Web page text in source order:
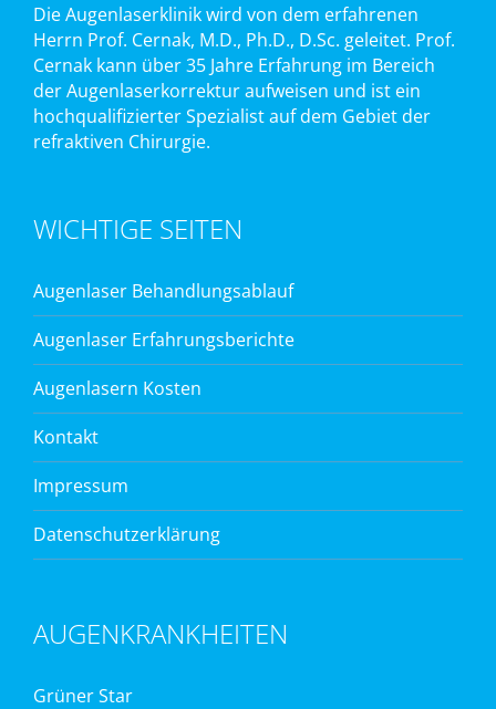
Die Augenlaserklinik wird von dem erfahrenen
Herrn Prof. Cernak, M.D., Ph.D., D.Sc. geleitet. Prof.
Cernak kann über 35 Jahre Erfahrung im Bereich
der Augenlaserkorrektur aufweisen und ist ein
hochqualifizierter Spezialist auf dem Gebiet der
refraktiven Chirurgie.
WICHTIGE SEITEN
Augenlaser Behandlungsablauf
Augenlaser Erfahrungsberichte
Augenlasern Kosten
Kontakt
Impressum
Datenschutzerklärung
AUGENKRANKHEITEN
Grüner Star